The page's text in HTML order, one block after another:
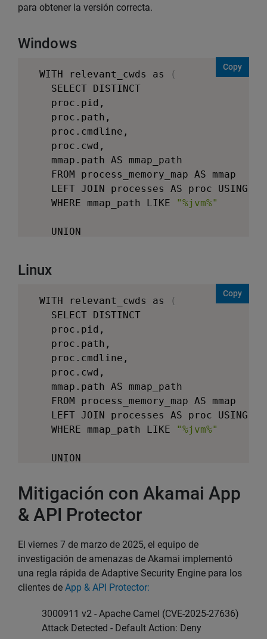
para obtener la versión correcta.
Windows
WITH relevant_cwds as
(
    SELECT DISTINCT
    proc.pid,
    proc.path,
    proc.cmdline,
    proc.cwd,
    mmap.path AS mmap_path
    FROM process_memory_map AS mmap
    LEFT JOIN processes AS proc USING
    WHERE mmap_path LIKE
"%jvm%"
    UNION
    proc.pid,
    proc.cmdline,
    proc.cwd,
    proc.path AS placeholder_path
    FROM processes AS proc
    WHERE proc.name IN
RELEVANT_JAR_PATHS AS (
SELECT file.path as lib_path, cwd,
    FROM
file INNER JOIN
    INNER JOIN
hash on file.path
SELECT file.path as lib_path, cwd,
    INNER JOIN
hash on file.path =
    UNION
SELECT file.path as lib_path, cwd,
    INNER JOIN
hash on file.path
)
SELECT lib_path, relevant_cwds.path as
CASE WHEN lib_path LIKE
INNER JOIN relevant_cwds ON
WHERE
Copy
Linux
WITH relevant_cwds as
(
    SELECT DISTINCT
    proc.pid,
    proc.path,
    proc.cmdline,
    proc.cwd,
    mmap.path AS mmap_path
    FROM process_memory_map AS mmap
    LEFT JOIN processes AS proc USING
    WHERE mmap_path LIKE
"%jvm%"
    UNION
    SELECT DISTINCT
    proc.pid,
    proc.path,
    proc.cwd,
    proc.path AS placeholder_path
    FROM processes AS proc
    WHERE proc.name IN
RELEVANT_JAR_PATHS AS (
SELECT file.path as lib_path, cwd,
Copy
Mitigación con Akamai App
& API Protector
El viernes 7 de marzo de 2025, el equipo de
investigación de amenazas de Akamai implementó
una regla rápida de Adaptive Security Engine para los
clientes de App & API Protector:
3000911 v2 - Apache Camel (CVE-2025-27636)
Attack Detected - Default Action: Deny